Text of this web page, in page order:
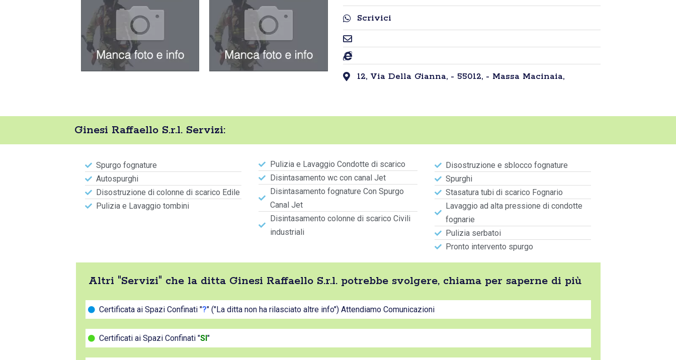
Scrivici
12, Via Della Gianna, - 55012, - Massa Macinaia,
Ginesi Raffaello S.r.l. Servizi:
Spurgo fognature
Autospurghi
Disostruzione di colonne di scarico Edile
Pulizia e Lavaggio tombini
Pulizia e Lavaggio Condotte di scarico
Disintasamento wc con canal Jet
Disintasamento fognature Con Spurgo
Canal Jet
Disintasamento colonne di scarico Civili
industriali
Disostruzione e sblocco fognature
Spurghi
Stasatura tubi di scarico Fognario
Lavaggio ad alta pressione di condotte
fognarie
Pulizia serbatoi
Pronto intervento spurgo
Altri "Servizi" che la ditta Ginesi Raffaello S.r.l. potrebbe svolgere, chiama per saperne di più
Certificata ai Spazi Confinati "?" ("La ditta non ha rilasciato altre info") Attendiamo Comunicazioni
Certificati ai Spazi Confinati "SI"